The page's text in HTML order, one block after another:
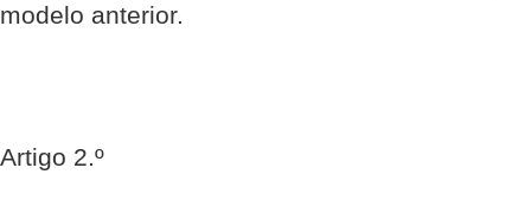
modelo anterior.
Artigo 2.º